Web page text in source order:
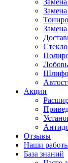
Замена
Замена
Акции
Отзывы
Наши
База знаний